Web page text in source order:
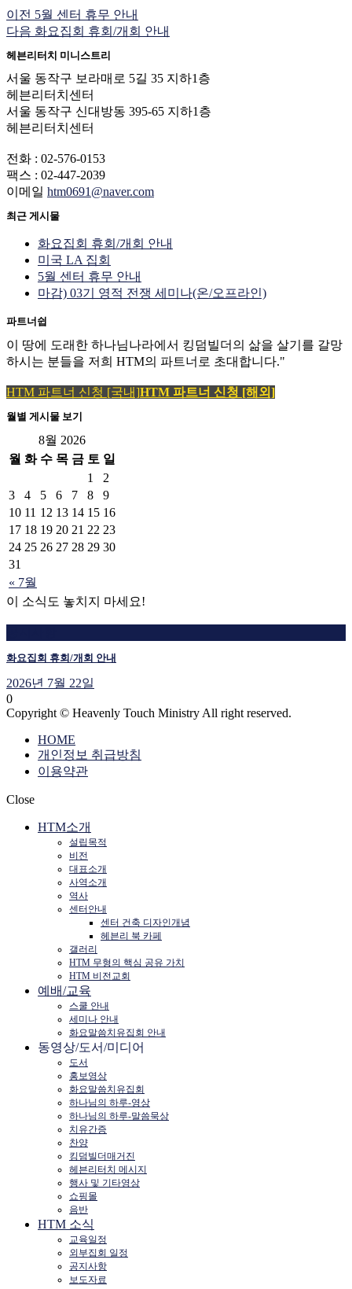
이전 5월 센터 휴무 안내
다음 화요집회 휴회/개회 안내
헤븐리터치 미니스트리
서울 동작구 보라매로 5길 35 지하1층
헤븐리터치센터
서울 동작구 신대방동 395-65 지하1층
헤븐리터치센터
전화 : 02-576-0153
팩스 : 02-447-2039
이메일 htm0691@naver.com
최근 게시물
화요집회 휴회/개회 안내
미국 LA 집회
5월 센터 휴무 안내
마감) 03기 영적 전쟁 세미나(온/오프라인)
파트너쉽
이 땅에 도래한 하나님나라에서 킹덤빌더의 삶을 살기를 갈망
하시는 분들을 저희 HTM의 파트너로 초대합니다."
HTM 파트너 신청 [국내]HTM 파트너 신청 [해외]
월별 게시물 보기
8월 2026
월 화 수 목 금 토 일
« 7월
1
2
3
4 5 6 7 8
9
10 11 12 13 14 15 16
17 18 19 20 21 22 23
24 25 26 27 28 29 30
31
이 소식도 놓치지 마세요!
화요집회 휴회/개회 안내
2026년 7월 22일
0
Copyright © Heavenly Touch Ministry All right reserved.
HOME
개인정보 취급방침
이용약관
Close
HTM소개
설립목적
비전
대표소개
사역소개
역사
센터안내
센터 건축 디자인개념
헤븐리 북 카페
갤러리
HTM 무형의 핵심 공유 가치
HTM 비전교회
예배/교육
스쿨 안내
세미나 안내
화요말씀치유집회 안내
동영상/도서/미디어
도서
홍보영상
화요말씀치유집회
하나님의 하루-영상
하나님의 하루-말씀묵상
치유간증
찬양
킹덤빌더매거진
헤븐리터치 메시지
행사 및 기타영상
쇼핑몰
음반
HTM 소식
교육일정
외부집회 일정
공지사항
보도자료